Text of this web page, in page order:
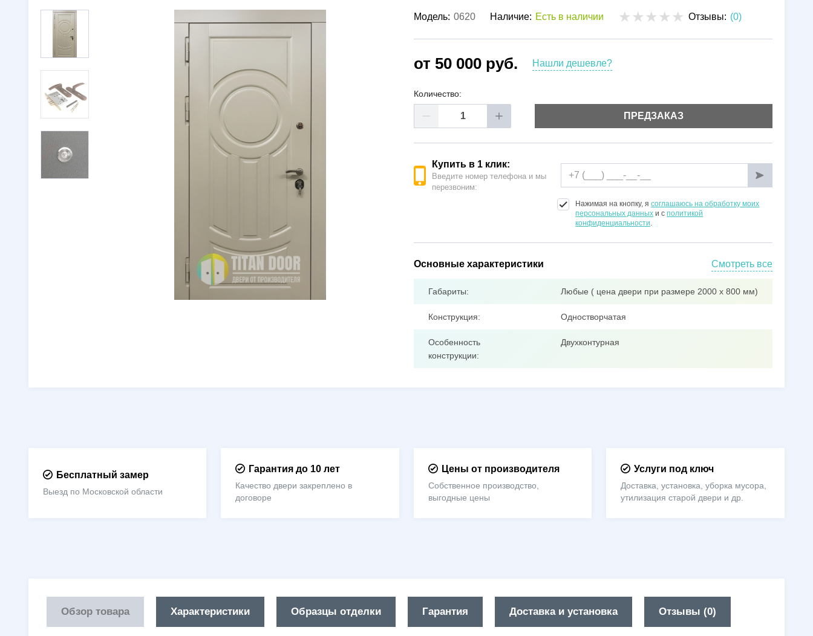
Двери с ковкой
Двери со стеклом
Двустворчатые двери
(262)
Установка
Модель: 0620 Наличие: Есть в наличии Отзывы: (0)
от 50 000 руб. Нашли дешевле?
Количество:
ПРЕДЗАКАЗ
Купить в 1 клик:
Введите номер телефона и мы
перезвоним:
Нажимая на кнопку, ясоглашаюсь на обработку моих
персональных данных и сполитикой
конфиденциальности.
Основные характеристики Смотреть все
Габариты: Любые ( цена двери при размере 2000 х 800 мм)
Конструкция: Одностворчатая
Особенность
конструкции:
Двухконтурная
Бесплатный замер
Выезд по Московской области
Гарантия до 10 лет
Качество двери закреплено в
договоре
Цены от производителя
Собственное производство,
выгодные цены
Услуги под ключ
Доставка, установка, уборка мусора,
утилизация старой двери и др.
Обзор товара Характеристики Образцы отделки Гарантия Доставка и установка Отзывы (0)